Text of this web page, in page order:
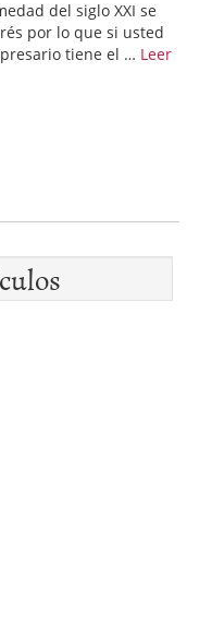
del siglo XXI se
por lo que si usted
tiene el … Leer